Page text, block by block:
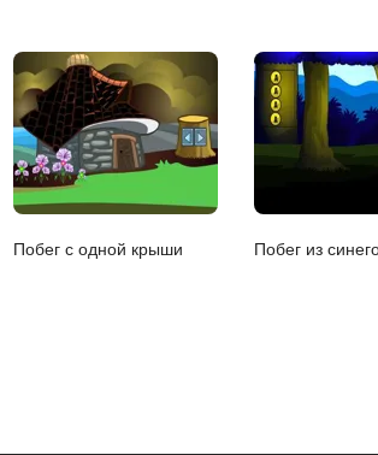
Побег с одной крыши Побег из